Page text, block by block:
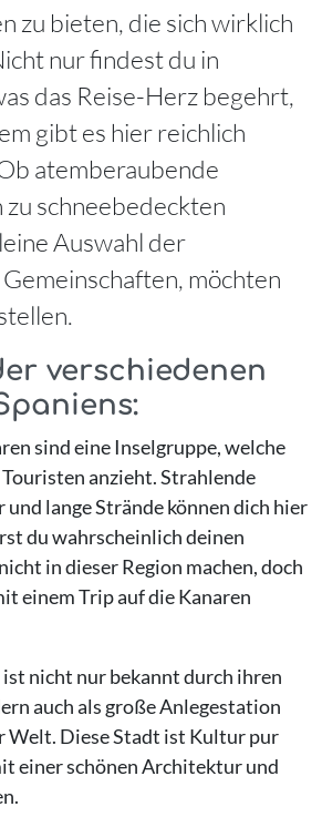
zu bieten, die sich wirklich
nur findest du in
das Reise-Herz begehrt,
gibt es hier reichlich
atemberaubende
zu schneebedeckten
Auswahl der
möchten
verschiedenen
sind eine Inselgruppe, welche
anzieht. Strahlende
und lange Strände können dich hier
du wahrscheinlich deinen
in dieser Region machen, doch
einem Trip auf die Kanaren
ist nicht nur bekannt durch ihren
auch als große Anlegestation
Welt. Diese Stadt ist Kultur pur
einer schönen Architektur und